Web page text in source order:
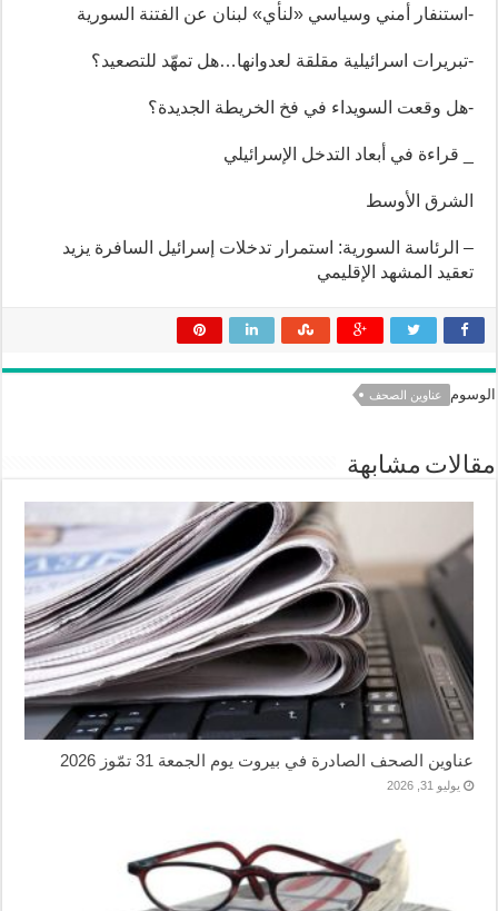
-استنفار أمني وسياسي «لنأي» لبنان عن الفتنة السورية
-تبريرات اسرائيلية مقلقة لعدوانها…هل تمهّد للتصعيد؟
-هل وقعت السويداء في فخ الخريطة الجديدة؟
_ قراءة في أبعاد التدخل الإسرائيلي
الشرق الأوسط
– الرئاسة السورية: استمرار تدخلات إسرائيل السافرة يزيد
تعقيد المشهد الإقليمي
الوسوم عناوين الصحف
مقالات مشابهة
عناوين الصحف الصادرة في بيروت يوم الجمعة 31 تمّوز 2026
يوليو 31, 2026